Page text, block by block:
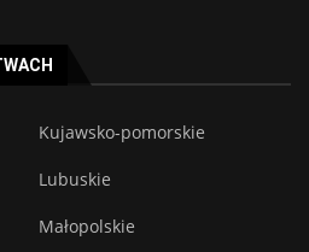
Kujawsko-pomorskie
Lubuskie
Małopolskie